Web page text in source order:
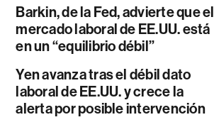
Barkin, de la Fed, advierte que el
mercado laboral de EE.UU. está
en un “equilibrio débil”
Yen avanza tras el débil dato
laboral de EE.UU. y crece la
alerta por posible intervención